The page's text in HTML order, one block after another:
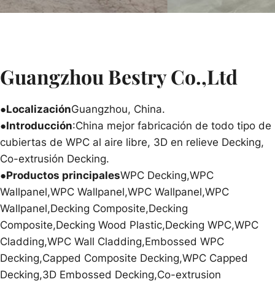
Guangzhou Bestry Co.,Ltd
●LocalizaciónGuangzhou, China.
●Introducción:China mejor fabricación de todo tipo de
cubiertas de WPC al aire libre, 3D en relieve Decking,
Co-extrusión Decking.
●Productos principalesWPC Decking,WPC
Wallpanel,WPC Wallpanel,WPC Wallpanel,WPC
Wallpanel,Decking Composite,Decking
Composite,Decking Wood Plastic,Decking WPC,WPC
Cladding,WPC Wall Cladding,Embossed WPC
Decking,Capped Composite Decking,WPC Capped
Decking,3D Embossed Decking,Co-extrusion